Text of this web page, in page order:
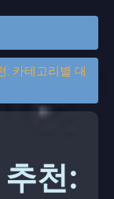
: 카테고리별 대
천: